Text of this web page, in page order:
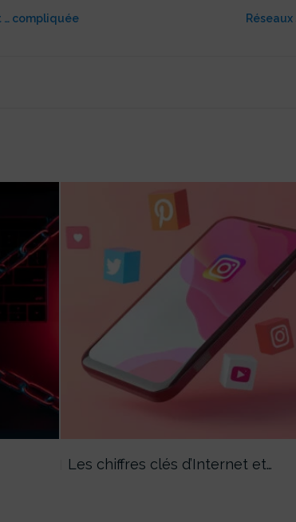
… compliquée
Les chiffres clés d’Internet et…